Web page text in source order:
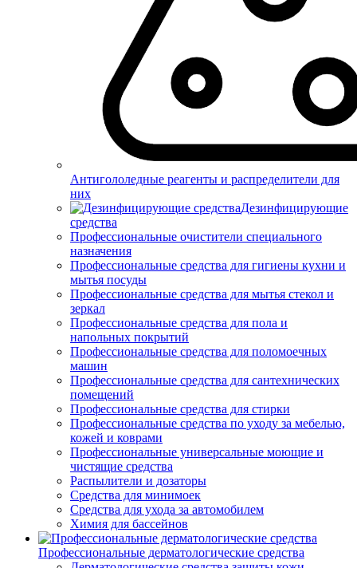
Антигололедные реагенты и распределители для
них
Дезинфицирующие
средства
Профессиональные очистители специального
назначения
Профессиональные средства для гигиены кухни и
мытья посуды
Профессиональные средства для мытья стекол и
зеркал
Профессиональные средства для пола и
напольных покрытий
Профессиональные средства для поломоечных
машин
Профессиональные средства для сантехнических
помещений
Профессиональные средства для стирки
Профессиональные средства по уходу за мебелью,
кожей и коврами
Профессиональные универсальные моющие и
чистящие средства
Распылители и дозаторы
Средства для минимоек
Средства для ухода за автомобилем
Химия для бассейнов
Профессиональные дерматологические средства